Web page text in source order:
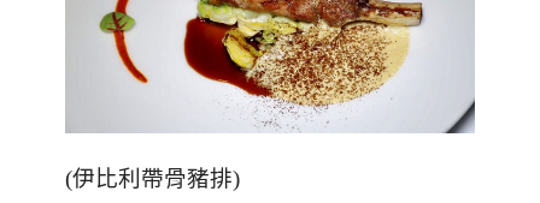
(伊比利帶骨豬排)